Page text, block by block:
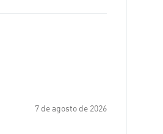
7 de agosto de 2026